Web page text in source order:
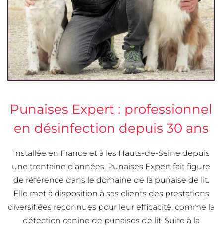
Punaises Expert : professionnel
en désinfection depuis 30 ans
Installée en France et à les Hauts-de-Seine depuis
une trentaine d’années, Punaises Expert fait figure
de référence dans le domaine de la punaise de lit.
Elle met à disposition à ses clients des prestations
diversifiées reconnues pour leur efficacité, comme la
détection canine de punaises de lit. Suite à la